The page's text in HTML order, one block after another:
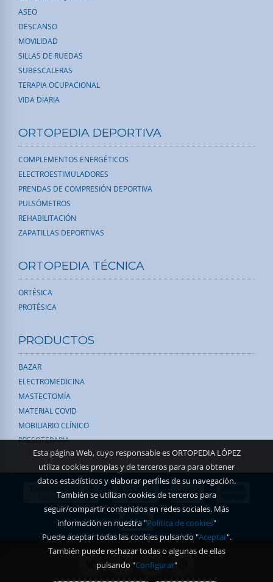
Esta página Web, cuyo responsable es ORTOPEDIA LÓPEZ
utiliza cookies propias y de terceros para para obtener
datos estadísticos y elaborar perfiles de su navegación.
También se utilizan cookies de terceros para
seguir/compartir contenidos en redes sociales. Más
información en nuestra "Política de cookies"
Puede aceptar todas las cookies pulsando "Aceptar".
También puede rechazar todas o algunas de ellas
pulsando "Configurar"
ASEO
DESCANSO
MOVILIDAD
SILLAS DE RUEDAS
SUBESCALERAS
TERAPIA OCUPACIONAL
VIDA DIARIA
ORTOPEDIA DEPORTIVA
COMPLEMENTOS ENERGÉTICOS
ELECTROESTIMULADORES
PRENDAS DE COMPRESIÓN DEPORTIVA
PULSÓMETROS
REHABILITACIÓN
ZAPATILLAS DEPORTIVAS
ORTOPEDIA TÉCNICA
ORTÉSICA
PROTÉSICA
PRODUCTOS
BAZAR
ELECTROMEDICINA
MASTECTOMÍA
MATERIAL COVID
MOBILIARIO CLÍNICO
PRESOTERAPIA